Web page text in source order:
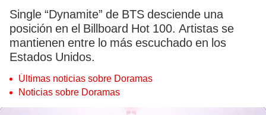
Single “Dynamite” de BTS desciende una
posición en el Billboard Hot 100. Artistas se
mantienen entre lo más escuchado en los
Estados Unidos.
Últimas noticias sobre Doramas
Noticias sobre Doramas